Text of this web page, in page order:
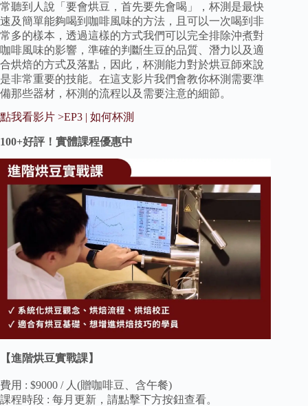
常聽到人說「要會烘豆，首先要先會喝」，杯測是最快
速及簡單能夠喝到咖啡風味的方法，且可以一次喝到非
常多的樣本，透過這樣的方式我們可以完全排除沖煮對
咖啡風味的影響，準確的判斷生豆的品質、潛力以及適
合烘焙的方式及落點，因此，杯測能力對於烘豆師來說
是非常重要的技能。在這支影片我們會教你杯測需要準
備那些器材，杯測的流程以及需要注意的細節。
點我看影片 >EP3 | 如何杯測
100+好評！實體課程優惠中
【進階烘豆實戰課】
費用 : $9000 / 人(贈咖啡豆、含午餐)
課程時段 : 每月更新，請點擊下方按鈕查看。